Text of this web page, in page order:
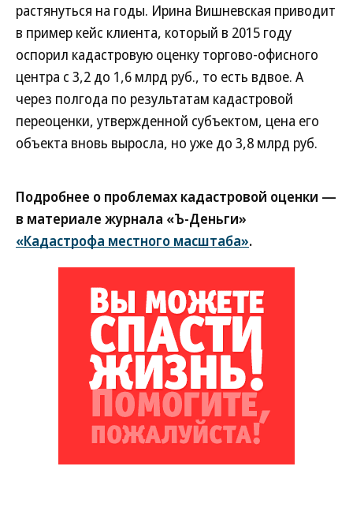
растянуться на годы. Ирина Вишневская приводит
в пример кейс клиента, который в 2015 году
оспорил кадастровую оценку торгово-офисного
центра с 3,2 до 1,6 млрд руб., то есть вдвое. А
через полгода по результатам кадастровой
переоценки, утвержденной субъектом, цена его
объекта вновь выросла, но уже до 3,8 млрд руб.
Подробнее о проблемах кадастровой оценки —
в материале журнала «Ъ-Деньги»
«Кадастрофа местного масштаба».